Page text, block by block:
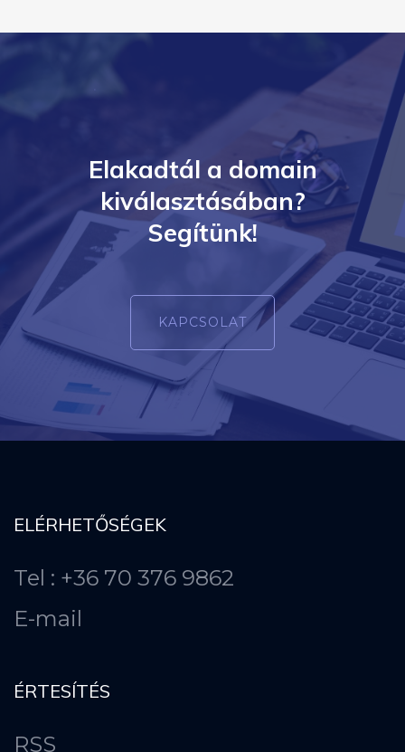
Elakadtál a domain
kiválasztásában?
Segítünk!
KAPCSOLAT
ELÉRHETŐSÉGEK
Tel : +36 70 376 9862
E-mail
ÉRTESÍTÉS
RSS